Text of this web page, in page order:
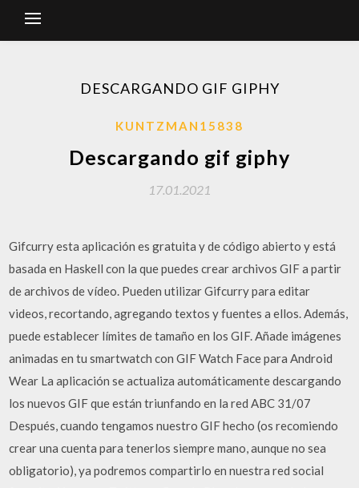
DESCARGANDO GIF GIPHY
KUNTZMAN15838
Descargando gif giphy
17.01.2021
Gifcurry esta aplicación es gratuita y de código abierto y está
basada en Haskell con la que puedes crear archivos GIF a partir
de archivos de vídeo. Pueden utilizar Gifcurry para editar
videos, recortando, agregando textos y fuentes a ellos. Además,
puede establecer límites de tamaño en los GIF. Añade imágenes
animadas en tu smartwatch con GIF Watch Face para Android
Wear La aplicación se actualiza automáticamente descargando
los nuevos GIF que están triunfando en la red ABC 31/07
Después, cuando tengamos nuestro GIF hecho (os recomiendo
crear una cuenta para tenerlos siempre mano, aunque no sea
obligatorio), ya podremos compartirlo en nuestra red social